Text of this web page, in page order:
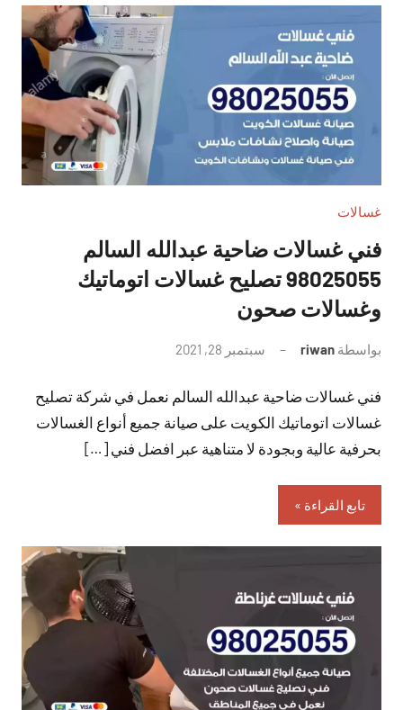
غسالات
فني غسالات ضاحية عبدالله السالم
98025055 تصليح غسالات اتوماتيك
وغسالات صحون
بواسطة riwan سبتمبر 28, 2021
تعليقات
فني غسالات ضاحية عبدالله السالم نعمل في شركة تصليح
غسالات اتوماتيك الكويت على صيانة جميع أنواع الغسالات
بحرفية عالية وبجودة لا متناهية عبر افضل فني […]
تابع القراءة